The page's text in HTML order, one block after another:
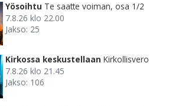
Yösoihtu Te saatte voiman, osa 1/2
7.8.26 klo 22.00
Jakso: 25
Kirkossa keskustellaan Kirkollisvero
7.8.26 klo 21.45
Jakso: 106